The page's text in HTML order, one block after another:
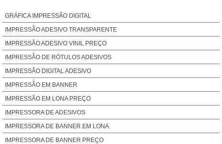
GRÁFICA IMPRESSÃO DIGITAL
IMPRESSÃO ADESIVO TRANSPARENTE
IMPRESSÃO ADESIVO VINIL PREÇO
IMPRESSÃO DE RÓTULOS ADESIVOS
IMPRESSÃO DIGITAL ADESIVO
IMPRESSÃO EM BANNER
IMPRESSÃO EM LONA PREÇO
IMPRESSORA DE ADESIVOS
IMPRESSORA DE BANNER EM LONA
IMPRESSORA DE BANNER PREÇO